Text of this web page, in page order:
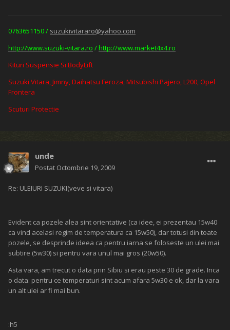
0763651150 / suzukivitararo@yahoo.com
http://www.suzuki-vitara.ro /http://www.market4x4.ro
Kituri Suspensie Si BodyLift
Suzuki Vitara, Jimny, Daihatsu Feroza, Mitsubishi Pajero, L200, Opel
Frontera
Scuturi Protectie
unde
Postat Octombrie 19, 2009
Re: ULEIURI SUZUKI(veve si vitara)
Evident ca pozele alea sint orientative (ca idee, ei prezentau 15w40
ca vind acelasi regim de temperatura ca 15w50), dar totusi din toate
pozele, se desprinde ideea ca pentru iarna se foloseste un ulei mai
subtire (5w30) si pentru vara unul mai gros (20w50).
Asta vara, am trecut o data prin Sibiu si erau peste 30 de grade. Inca
o data: pentru ce temperaturi sint acum afara 5w30 e ok, dar la vara
un alt ulei ar fi mai bun.
:h5